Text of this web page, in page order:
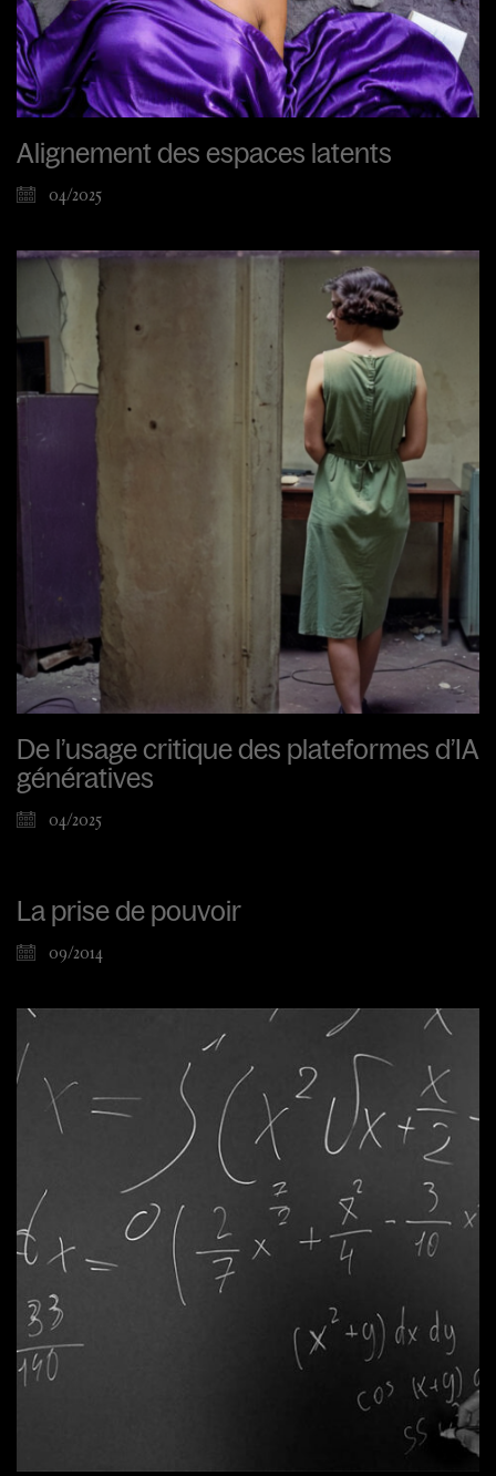
Alignement des espaces latents
04/2025
De l’usage critique des plateformes d’IA
génératives
04/2025
La prise de pouvoir
09/2014